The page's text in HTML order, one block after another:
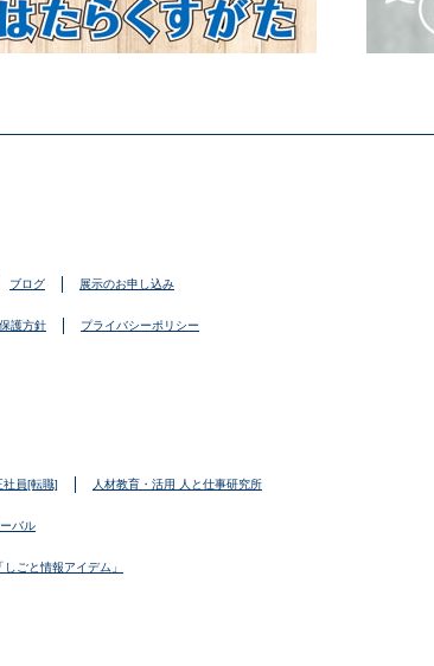
ブログ 展示のお申し込み
護方針 プライバシーポリシー
社員[転職] 人材教育・活用 人と仕事研究所
バル
ごと情報アイデム」